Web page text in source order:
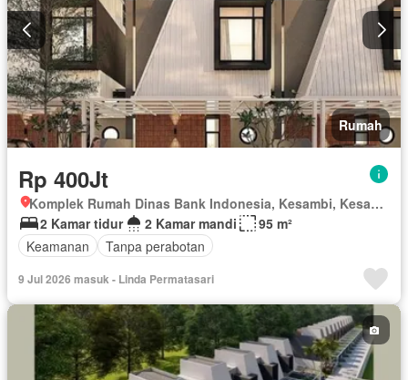
Rumah
Rp 400Jt
Komplek Rumah Dinas Bank Indonesia, Kesambi, Kesambi, Kota Cirebon, Jawa Barat
2 Kamar tidur
2 Kamar mandi
95 m²
Keamanan
Tanpa perabotan
9 Jul 2026 masuk - Linda Permatasari